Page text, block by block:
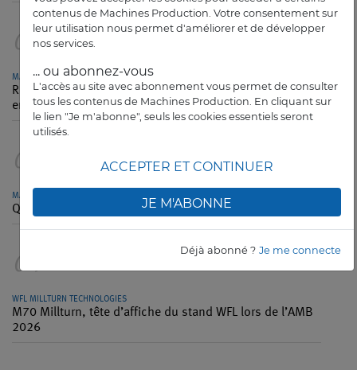
contenus de Machines Production. Votre consentement sur
leur utilisation nous permet d'améliorer et de développer
nos services.
... ou abonnez-vous
L'accès au site avec abonnement vous permet de consulter
tous les contenus de Machines Production. En cliquant sur
le lien "Je m'abonne", seuls les cookies essentiels seront
utilisés.
ACCEPTER ET CONTINUER
JE M'ABONNE
Déjà abonné ? Je me connecte
02
MACHINES PRODUCTION
Robotique et PME françaises : quels usages pour quels
enjeux ?
03
MACHINES PRODUCTION
Quentin Tessier ou l’arc électrique pour pinceau
04
WFL MILLTURN TECHNOLOGIES
M70 Millturn, tête d’affiche du stand WFL lors de l’AMB
2026